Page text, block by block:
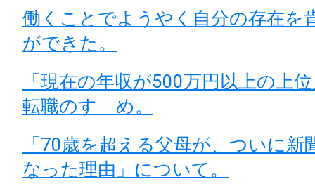
働くことでようやく自分の存在を
ができた。
「現在の年収が500万円以上の上
転職のすゝめ。
「70歳を超える父母が、ついに新
なった理由」について。